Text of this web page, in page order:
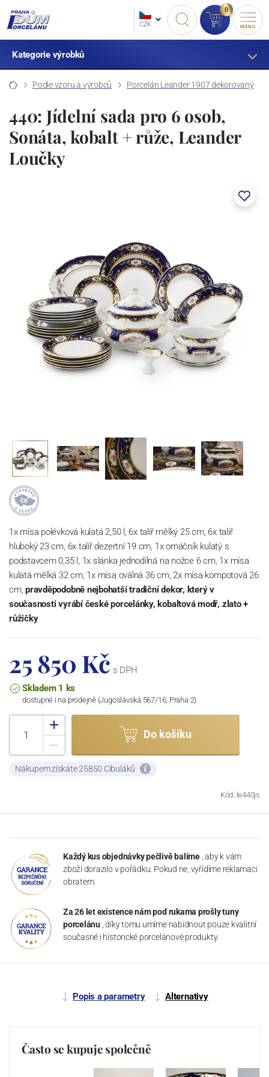
CZK
0
MENU
Kategorie výrobků
Podle vzoru a výrobců Porcelán Leander 1907 dekorovaný
440: Jídelní sada pro 6 osob,
Sonáta, kobalt + růže, Leander
Loučky
1x mísa polévková kulatá 2,50 l, 6x talíř mělký 25 cm, 6x talíř
hluboký 23 cm, 6x talíř dezertní 19 cm, 1x omáčník kulatý s
podstavcem 0,35 l, 1x slánka jednodílná na nožce 6 cm, 1x mísa
kulatá mělká 32 cm, 1x mísa oválná 36 cm, 2x mísa kompotová 26
cm,pravděpodobně nejbohatší tradiční dekor, který v
současnosti vyrábí české porcelánky, kobaltová modř, zlato +
růžičky
25 850 Kč s DPH
Skladem 1 ks
dostupné i na prodejně (Jugoslávská 567/16, Praha 2)
Do košíku
Nákupem získáte 25850 Cibuláků
Kód: le440js
Každý kus objednávky pečlivě balíme , aby k vám
zboží dorazilo v pořádku. Pokud ne, vyřídíme reklamaci
obratem.
Za 26 let existence nám pod rukama prošly tuny
porcelánu , díky tomu umíme nabídnout pouze kvalitní
současné i historické porcelánové produkty.
Popis a parametry Alternativy
Často se kupuje společně